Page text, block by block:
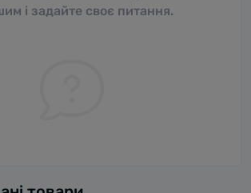
і задайте своє питання.